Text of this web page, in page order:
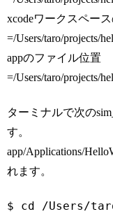
xcodeワークスペー
=/Users/taro/projects/
appのファイル位置
=/Users/taro/projects/
ターミナルで次の
す。
app/Applications/
れます。
$ cd /Users/